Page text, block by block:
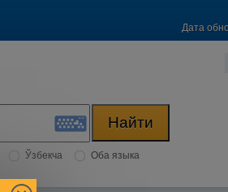
Дата
Ўзбекча Оба языка